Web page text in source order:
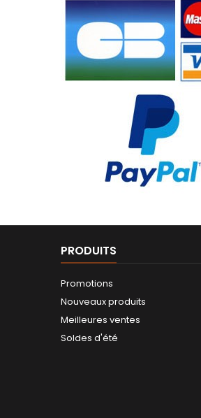
PRODUITS
Promotions
Nouveaux produits
Meilleures ventes
Soldes d'été